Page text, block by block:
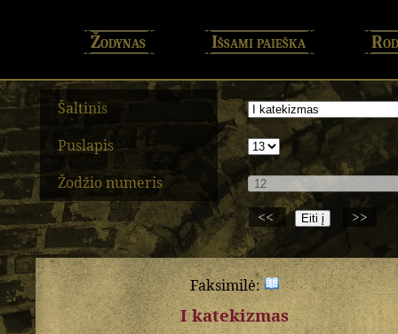
Žodynas Išsami paieška
Šaltinis
Puslapis
Žodžio numeris
<<
>>
Faksimilė:
I katekizmas